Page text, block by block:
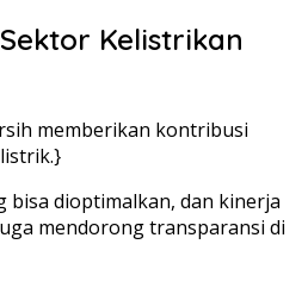
Kelistrikan
memberikan kontribusi
bisa dioptimalkan, dan kinerja
mendorong transparansi di